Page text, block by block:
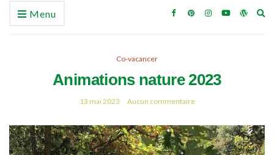
Menu
Co-vacancer
Animations nature 2023
13 mai 2023 Aucun commentaire